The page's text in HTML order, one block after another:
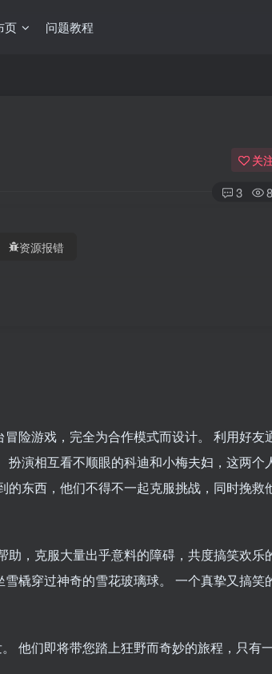
页 问题教程
关
3
资源报错
险游戏，完全为合作模式而设计。 利用好友
演相互看不顺眼的科迪和小梅夫妇，这两个
东西，他们不得不一起克服挑战，同时挽救
，克服大量出乎意料的障碍，共度搞笑欢乐
橇穿过神奇的雪花玻璃球。 一个真挚又搞笑
他们即将带您踏上狂野而奇妙的旅程，只有